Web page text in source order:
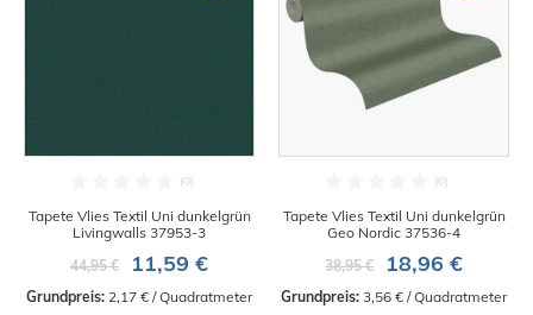
Tapete Vlies Textil Uni dunkelgrün
Livingwalls 37953-3
44,95 €
11,59 €
Grundpreis: 2,17 € / Quadratmeter
Tapete Vlies Textil Uni dunkelgrün
Geo Nordic 37536-4
38,95 €
18,96 €
Grundpreis: 3,56 € / Quadratmeter